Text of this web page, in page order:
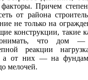
факторы. Причем
от района
не только на
конструкции, такие
что дом —
реакции
а от них — на
мелочей.